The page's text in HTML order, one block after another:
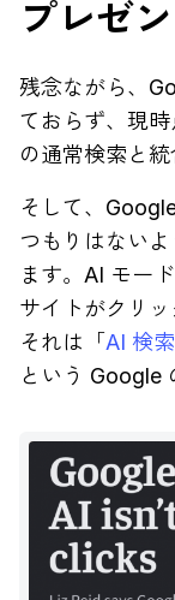
プレゼ
残念ながら、
ておらず、現
の通常検索と統
そして、
つもりはない
ます。AI モー
サイトがクリッ
それは「AI 検
という Google